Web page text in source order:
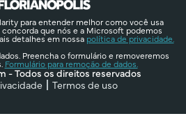
para entender melhor como você usa
que nós e a Microsoft podemos
detalhes em nossa política de privacidade.
Preencha o formulário e removeremos
Formulário para remoção de dados.
- Todos os direitos reservados
Termos de uso